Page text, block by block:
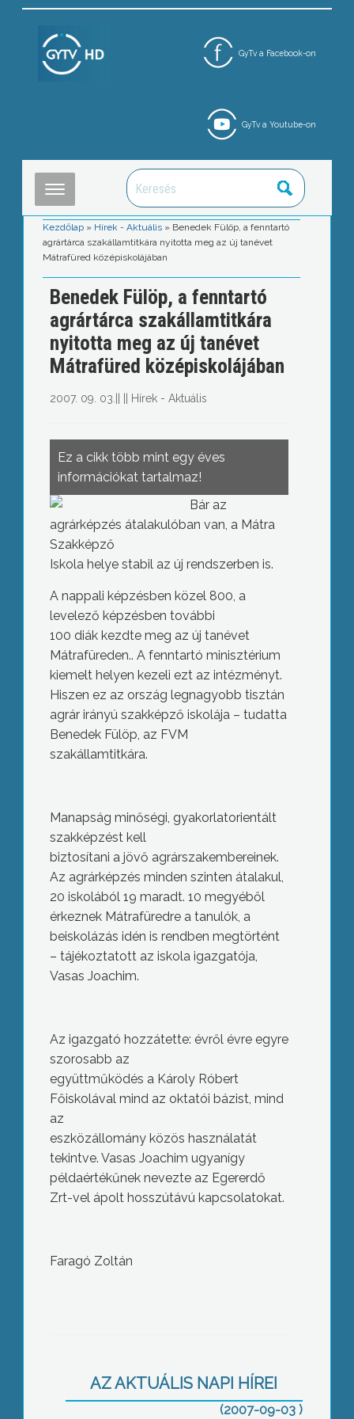
GyTv a Facebook-on
GyTv a Youtube-on
Kezdőlap » Hírek - Aktuális » Benedek Fülöp, a fenntartó
agrártárca szakállamtitkára nyitotta meg az új tanévet
Mátrafüred középiskolájában
Benedek Fülöp, a fenntartó
agrártárca szakállamtitkára
nyitotta meg az új tanévet
Mátrafüred középiskolájában
2007. 09. 03. Hírek - Aktuális
Ez a cikk több mint egy éves
információkat tartalmaz!
Bár az
agrárképzés átalakulóban van, a Mátra
Szakképző
Iskola helye stabil az új rendszerben is.
A nappali képzésben közel 800, a
levelező képzésben további
100 diák kezdte meg az új tanévet
Mátrafüreden.. A fenntartó minisztérium
kiemelt helyen kezeli ezt az intézményt.
Hiszen ez az ország legnagyobb tisztán
agrár irányú szakképző iskolája – tudatta
Benedek Fülöp, az FVM
szakállamtitkára.
Manapság minőségi, gyakorlatorientált
szakképzést kell
biztosítani a jövő agrárszakembereinek.
Az agrárképzés minden szinten átalakul,
20 iskolából 19 maradt. 10 megyéből
érkeznek Mátrafüredre a tanulók, a
beiskolázás idén is rendben megtörtént
– tájékoztatott az iskola igazgatója,
Vasas Joachim.
Az igazgató hozzátette: évről évre egyre
szorosabb az
együttműködés a Károly Róbert
Főiskolával mind az oktatói bázist, mind
az
eszközállomány közös használatát
tekintve. Vasas Joachim ugyanígy
példaértékűnek nevezte az Egererdő
Zrt-vel ápolt hosszútávú kapcsolatokat.
Faragó Zoltán
AZ AKTUÁLIS NAPI HÍREI
(2007-09-03 )
bemutató múzeum is